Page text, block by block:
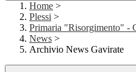
Home >
Plessi >
Primaria "Risorgimento" -
News >
Archivio News Gavirate